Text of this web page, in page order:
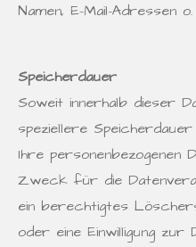
Namen, E-Mail-Adressen
Speicherdauer
Soweit innerhalb dieser
speziellere
Ihre personenbezogenen
Zweck für die
ein berechtigtes
oder eine Einwilligung zur